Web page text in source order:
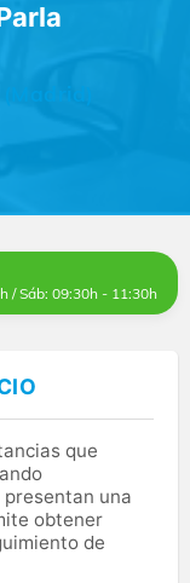
/ Sáb: 09:30h - 11:30h
que
una
obtener
de